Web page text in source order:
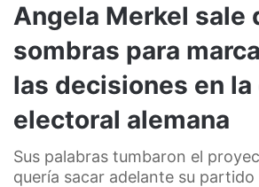
Angela Merkel sale
sombras para
las decisiones en la
electoral alemana
Sus palabras tumbaron el
quería sacar adelante su